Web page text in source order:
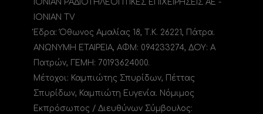
ΙΟΝΙΑΝ ΡΑΔΙΟΤΗΛΕΟΠΤΙΚΕΣ ΕΠΙΧΕΙΡΗΣΕΙΣ ΑΕ -
IONIAN TV
Έδρα: Όθωνος Αμαλίας 18, Τ.Κ. 26221, Πάτρα.
ΑΝΩΝΥΜΗ ΕΤΑΙΡΕΙΑ, ΑΦΜ: 094233274, ΔΟΥ: A
Πατρών, ΓΕΜΗ: 70193624000.
Μέτοχοι: Καμπιώτης Σπυρίδων, Πέττας
Σπυρίδων, Καμπιώτη Ευγενία. Νόμιμος
Εκπρόσωπος / Διευθύνων Σύμβουλος: